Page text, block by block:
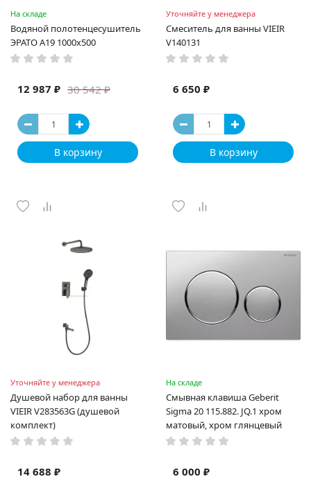
На складе
Водяной полотенцесушитель
ЭРАТО А19 1000x500
30 542 ₽
12 987 ₽
В корзину
Уточняйте у менеджера
Смеситель для ванны VIEIR
V140131
6 650 ₽
В корзину
Уточняйте у менеджера
Душевой набор для ванны
VIEIR V283563G (душевой
комплект)
14 688 ₽
На складе
Смывная клавиша Geberit
Sigma 20 115.882. JQ.1 хром
матовый, хром глянцевый
6 000 ₽